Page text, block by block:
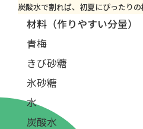
炭酸水で割れば、初夏にぴったりの
材料（作りやすい分量）
青梅
きび砂糖
氷砂糖
水
炭酸水